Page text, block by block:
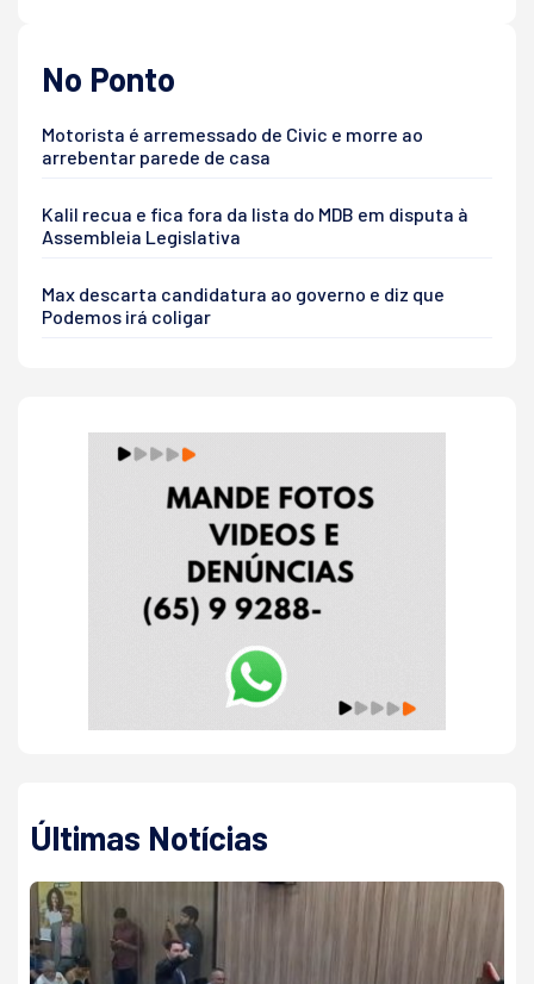
No Ponto
Motorista é arremessado de Civic e morre ao
arrebentar parede de casa
Kalil recua e fica fora da lista do MDB em disputa à
Assembleia Legislativa
Max descarta candidatura ao governo e diz que
Podemos irá coligar
Últimas Notícias